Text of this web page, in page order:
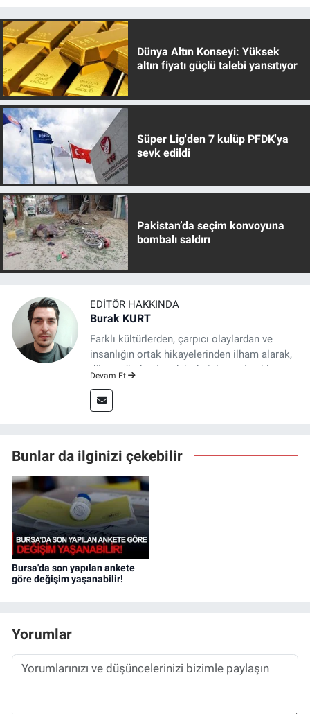
Dünya Altın Konseyi: Yüksek
altın fiyatı güçlü talebi yansıtıyor
Süper Lig'den 7 kulüp PFDK'ya
sevk edildi
Pakistan’da seçim konvoyuna
bombalı saldırı
EDITÖR HAKKINDA
Burak KURT
Farklı kültürlerden, çarpıcı olaylardan ve
insanlığın ortak hikayelerinden ilham alarak,
dünya gündemine dair derinlemesine blog
sınırların ötesine geçerek, farklı bakış
açılarını anlamanıza ve dünyayı daha geniş
mısınız?
Devam Et
Bunlar da ilginizi çekebilir
Bursa'da son yapılan ankete
göre değişim yaşanabilir!
Yorumlar